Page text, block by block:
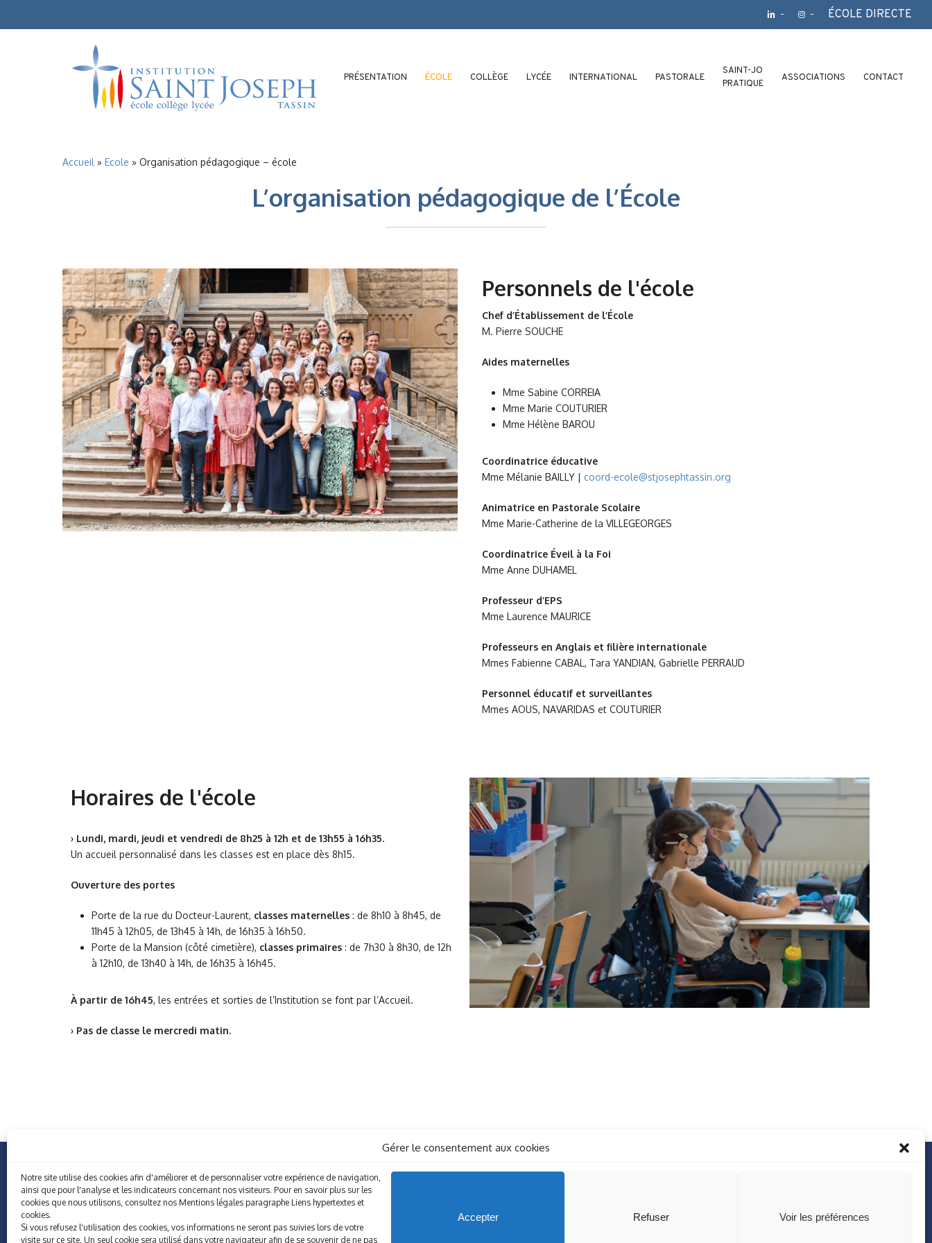
Gérer le consentement aux cookies
Notre site utilise des cookies afin d'améliorer et de personnaliser votre expérience de navigation,
ainsi que pour l'analyse et les indicateurs concernant nos visiteurs. Pour en savoir plus sur les
cookies que nous utilisons, consultez nos Mentions légales paragraphe Liens hypertextes et
cookies.
Si vous refusez l'utilisation des cookies, vos informations ne seront pas suivies lors de votre
visite sur ce site. Un seul cookie sera utilisé dans votre navigateur afin de se souvenir de ne pas
Accepter Refuser Voir les préférences
– – ÉCOLE DIRECTE
PRÉSENTATION ÉCOLE COLLÈGE LYCÉE INTERNATIONAL PASTORALE
SAINT-JO
PRATIQUE
ASSOCIATIONS CONTACT
Accueil » Ecole » Organisation pédagogique – école
L’organisation pédagogique de l’École
Personnels de l'école
Chef d’Établissement de l’École
M. Pierre SOUCHE
Aides maternelles
Mme Sabine CORREIA
Mme Marie COUTURIER
Mme Hélène BAROU
Coordinatrice éducative
Mme Mélanie BAILLY | coord-ecole@stjosephtassin.org
Animatrice en Pastorale Scolaire
Mme Marie-Catherine de la VILLEGEORGES
Coordinatrice Éveil à la Foi
Mme Anne DUHAMEL
Professeur d’EPS
Mme Laurence MAURICE
Professeurs en Anglais et filière internationale
Mmes Fabienne CABAL, Tara YANDIAN, Gabrielle PERRAUD
Personnel éducatif et surveillantes
Mmes AOUS, NAVARIDAS et COUTURIER
Horaires de l'école
› Lundi, mardi, jeudi et vendredi de 8h25 à 12h et de 13h55 à 16h35.
Un accueil personnalisé dans les classes est en place dès 8h15.
Ouverture des portes
Porte de la rue du Docteur-Laurent, classes maternelles: de 8h10 à 8h45, de
11h45 à 12h05, de 13h45 à 14h, de 16h35 à 16h50.
Porte de la Mansion (côté cimetière), classes primaires: de 7h30 à 8h30, de 12h
à 12h10, de 13h40 à 14h, de 16h35 à 16h45.
À partir de 16h45, les entrées et sorties de l’Institution se font par l’Accueil.
› Pas de classe le mercredi matin.
Institution Saint-Joseph de Tassin
accueil@stjosephtassin.org